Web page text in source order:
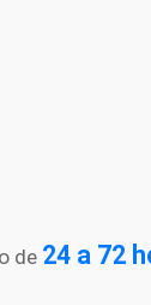
de 24 a 72